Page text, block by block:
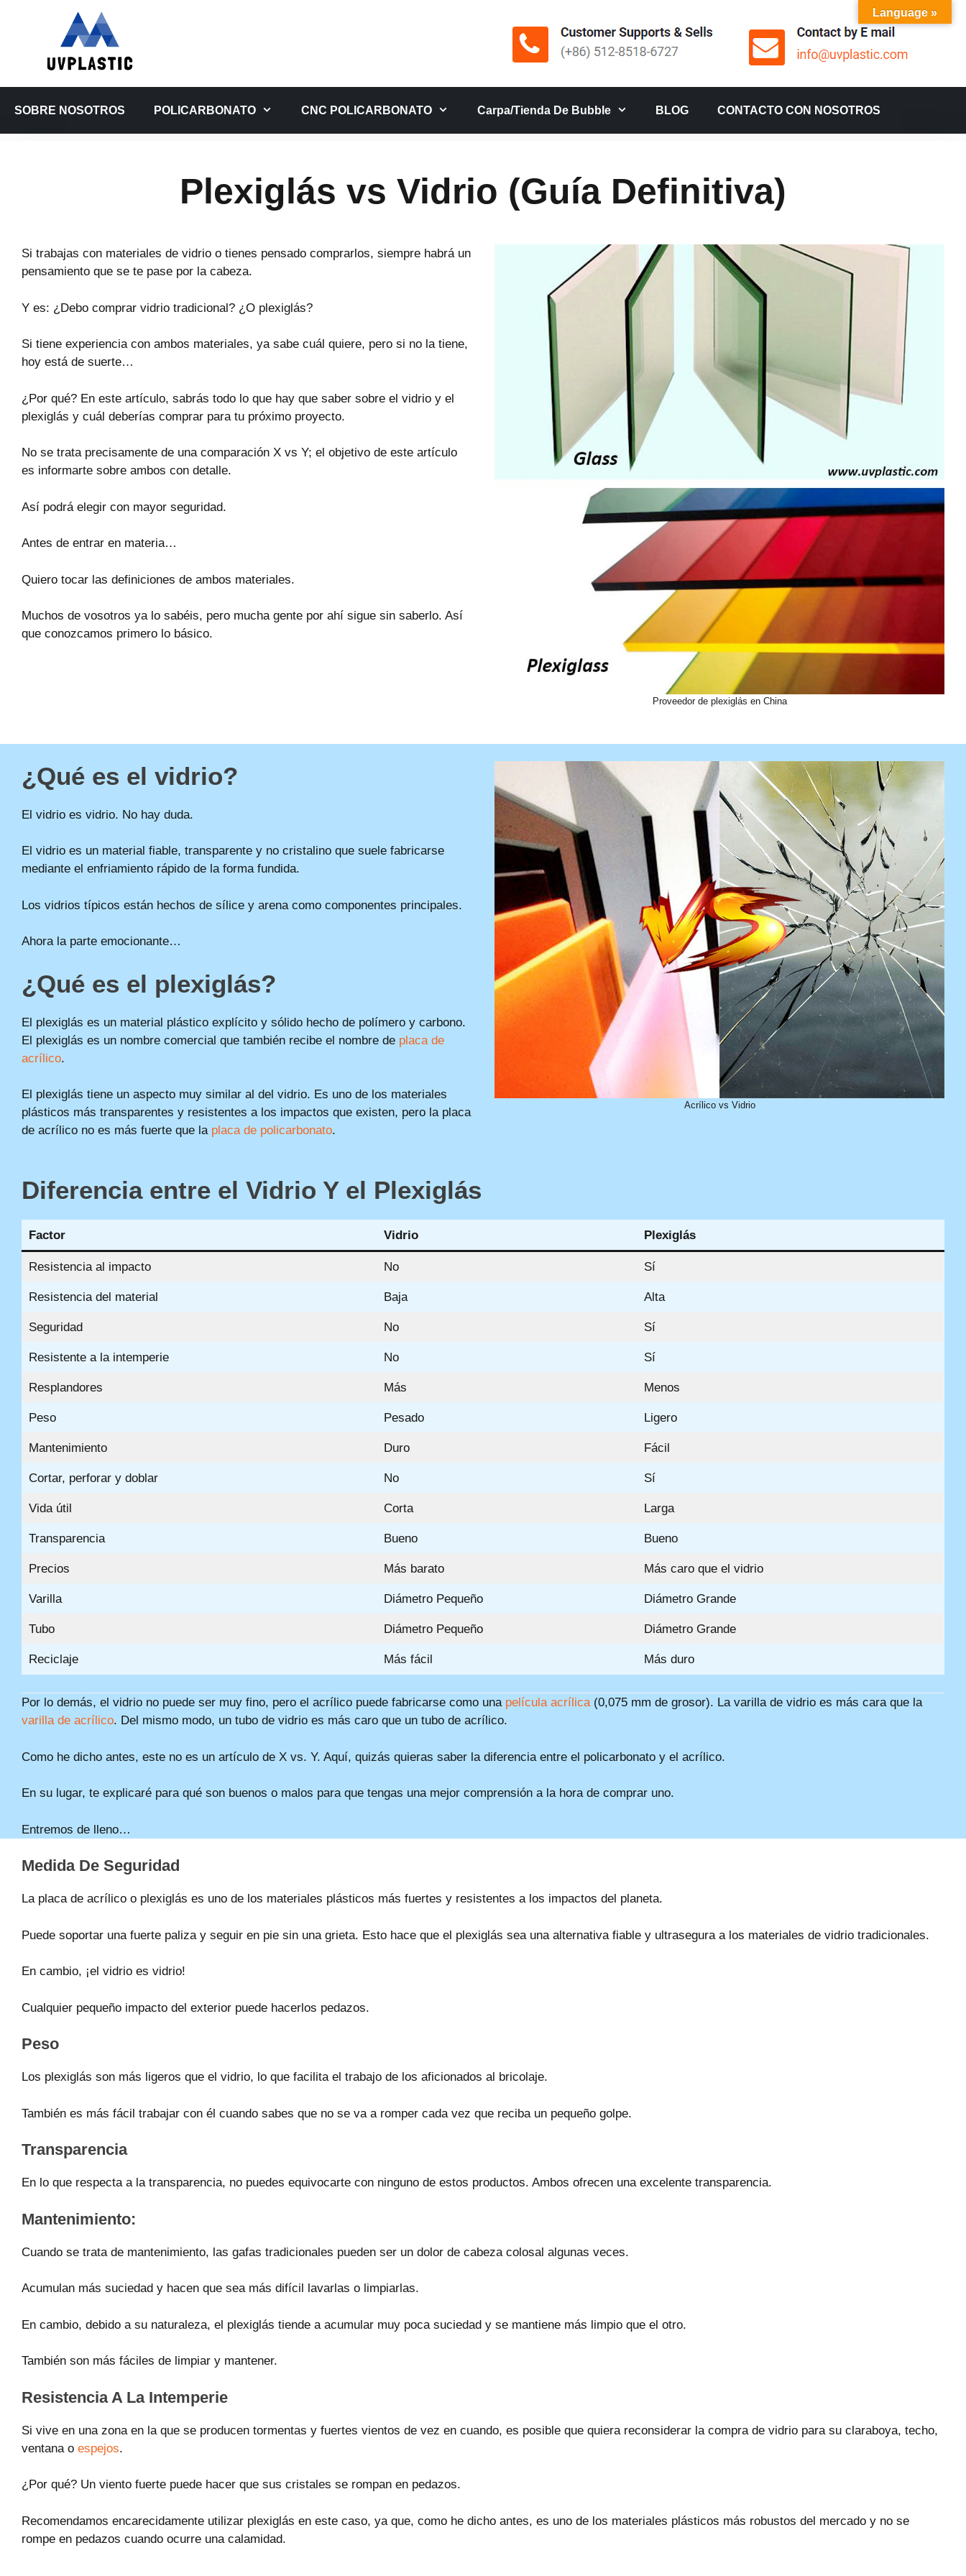
SOBRE NOSOTROS POLICARBONATO CNC POLICARBONATO Carpa/tienda De Bubble BLOG CONTACTO CON NOSOTROS
Plexiglás vs Vidrio (Guía Definitiva)
Si trabajas con materiales de vidrio o tienes pensado comprarlos, siempre habrá un
pensamiento que se te pase por la cabeza.
Y es: ¿Debo comprar vidrio tradicional? ¿O plexiglás?
Si tiene experiencia con ambos materiales, ya sabe cuál quiere, pero si no la tiene,
hoy está de suerte…
¿Por qué? En este artículo, sabrás todo lo que hay que saber sobre el vidrio y el
plexiglás y cuál deberías comprar para tu próximo proyecto.
No se trata precisamente de una comparación X vs Y; el objetivo de este artículo
es informarte sobre ambos con detalle.
Así podrá elegir con mayor seguridad.
Antes de entrar en materia…
Quiero tocar las definiciones de ambos materiales.
Muchos de vosotros ya lo sabéis, pero mucha gente por ahí sigue sin saberlo. Así
que conozcamos primero lo básico.
Proveedor de plexiglás en China
¿Qué es el vidrio?
El vidrio es vidrio. No hay duda.
El vidrio es un material fiable, transparente y no cristalino que suele fabricarse
mediante el enfriamiento rápido de la forma fundida.
Los vidrios típicos están hechos de sílice y arena como componentes principales.
Ahora la parte emocionante…
¿Qué es el plexiglás?
El plexiglás es un material plástico explícito y sólido hecho de polímero y carbono.
El plexiglás es un nombre comercial que también recibe el nombre de placa de
acrílico.
El plexiglás tiene un aspecto muy similar al del vidrio. Es uno de los materiales
plásticos más transparentes y resistentes a los impactos que existen, pero la placa
de acrílico no es más fuerte que la placa de policarbonato.
Acrílico vs Vidrio
Diferencia entre el Vidrio Y el Plexiglás
Factor Vidrio Plexiglás
Resistencia al impacto No Sí
Resistencia del material Baja Alta
Seguridad No Sí
Resistente a la intemperie No Sí
Resplandores Más Menos
Peso Pesado Ligero
Mantenimiento Duro Fácil
Cortar, perforar y doblar No Sí
Vida útil Corta Larga
Transparencia Bueno Bueno
Precios Más barato Más caro que el vidrio
Varilla Diámetro Pequeño Diámetro Grande
Tubo Diámetro Pequeño Diámetro Grande
Reciclaje Más fácil Más duro
Por lo demás, el vidrio no puede ser muy fino, pero el acrílico puede fabricarse como una película acrílica(0,075 mm de grosor). La varilla de vidrio es más cara que la
varilla de acrílico. Del mismo modo, un tubo de vidrio es más caro que un tubo de acrílico.
Como he dicho antes, este no es un artículo de X vs. Y. Aquí, quizás quieras saber la diferencia entre el policarbonato y el acrílico.
En su lugar, te explicaré para qué son buenos o malos para que tengas una mejor comprensión a la hora de comprar uno.
Entremos de lleno…
Medida De Seguridad
La placa de acrílico o plexiglás es uno de los materiales plásticos más fuertes y resistentes a los impactos del planeta.
Puede soportar una fuerte paliza y seguir en pie sin una grieta. Esto hace que el plexiglás sea una alternativa fiable y ultrasegura a los materiales de vidrio tradicionales.
En cambio, ¡el vidrio es vidrio!
Cualquier pequeño impacto del exterior puede hacerlos pedazos.
Peso
Los plexiglás son más ligeros que el vidrio, lo que facilita el trabajo de los aficionados al bricolaje.
También es más fácil trabajar con él cuando sabes que no se va a romper cada vez que reciba un pequeño golpe.
Transparencia
En lo que respecta a la transparencia, no puedes equivocarte con ninguno de estos productos. Ambos ofrecen una excelente transparencia.
Mantenimiento:
Cuando se trata de mantenimiento, las gafas tradicionales pueden ser un dolor de cabeza colosal algunas veces.
Acumulan más suciedad y hacen que sea más difícil lavarlas o limpiarlas.
En cambio, debido a su naturaleza, el plexiglás tiende a acumular muy poca suciedad y se mantiene más limpio que el otro.
También son más fáciles de limpiar y mantener.
Resistencia A La Intemperie
Si vive en una zona en la que se producen tormentas y fuertes vientos de vez en cuando, es posible que quiera reconsiderar la compra de vidrio para su claraboya, techo,
ventana o espejos.
¿Por qué? Un viento fuerte puede hacer que sus cristales se rompan en pedazos.
Recomendamos encarecidamente utilizar plexiglás en este caso, ya que, como he dicho antes, es uno de los materiales plásticos más robustos del mercado y no se
rompe en pedazos cuando ocurre una calamidad.
Language »